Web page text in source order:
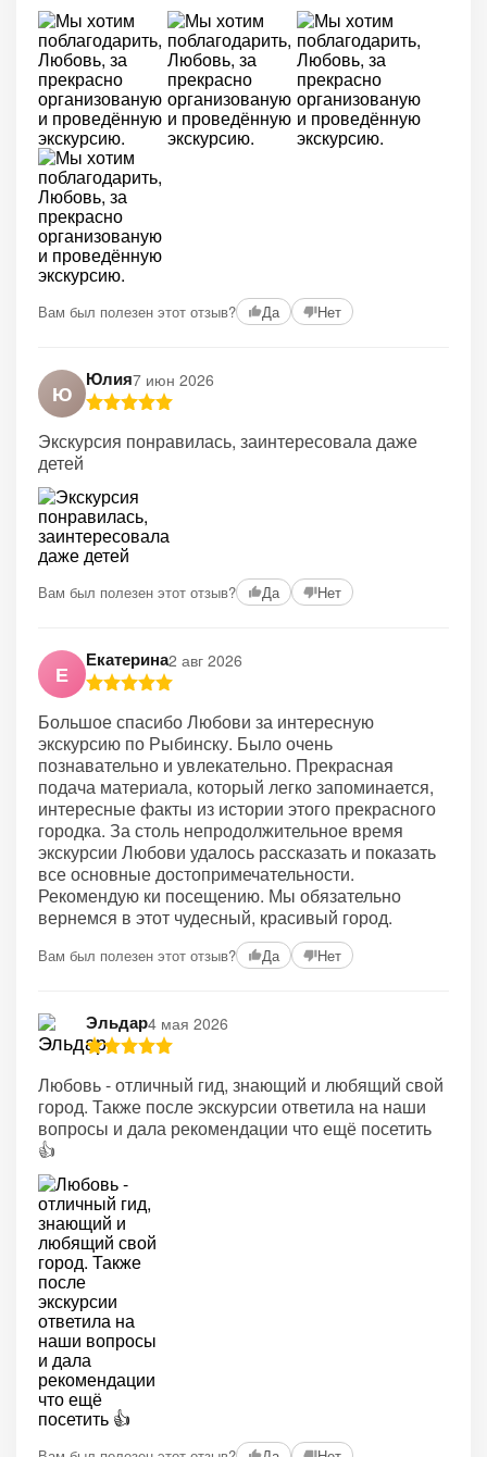
Вам был полезен этот отзыв? Да Нет
Ю
Юлия7 июн 2026
Экскурсия понравилась, заинтересовала даже
детей
Вам был полезен этот отзыв? Да Нет
Е
Екатерина2 авг 2026
Большое спасибо Любови за интересную
экскурсию по Рыбинску. Было очень
познавательно и увлекательно. Прекрасная
подача материала, который легко запоминается,
интересные факты из истории этого прекрасного
городка. За столь непродолжительное время
экскурсии Любови удалось рассказать и показать
все основные достопримечательности.
Рекомендую ки посещению. Мы обязательно
вернемся в этот чудесный, красивый город.
Вам был полезен этот отзыв? Да Нет
Эльдар4 мая 2026
Любовь - отличный гид, знающий и любящий свой
город. Также после экскурсии ответила на наши
вопросы и дала рекомендации что ещё посетить
👍